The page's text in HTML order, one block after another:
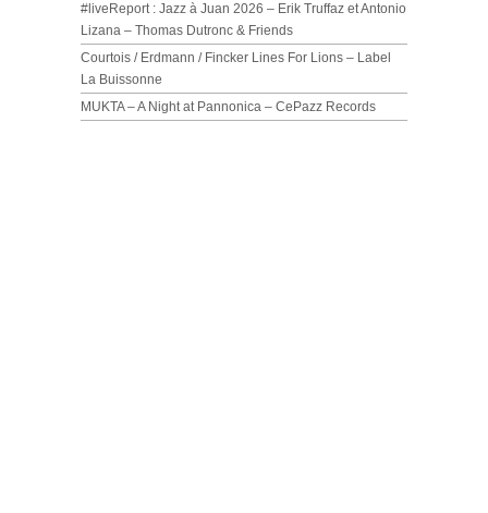
#liveReport : Jazz à Juan 2026 – Erik Truffaz et Antonio
Lizana – Thomas Dutronc & Friends
Courtois / Erdmann / Fincker Lines For Lions – Label
La Buissonne
MUKTA – A Night at Pannonica – CePazz Records